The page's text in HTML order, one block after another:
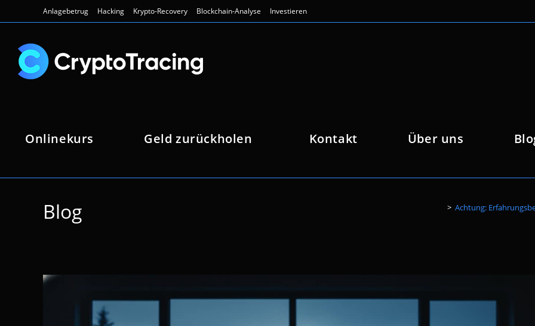
Inhalt
Anlagebetrug Hacking Krypto-Recovery Blockchain-Analyse Investieren
Onlinekurs Geld zurückholen Kontakt Über uns
Blog > Achtung: